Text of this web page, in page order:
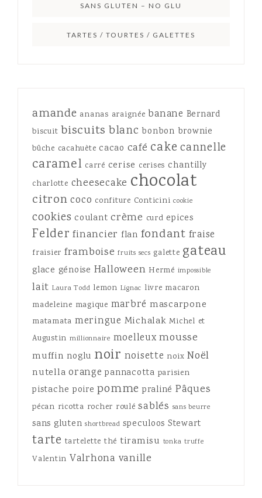
SANS GLUTEN – NO GLU
TARTES / TOURTES / GALETTES
amande ananas araignée banane Bernard
biscuit biscuits blanc bonbon brownie
bûche cacahuète cacao café cake cannelle
caramel carré cerise cerises chantilly
charlotte cheesecake chocolat
citron coco confiture Conticini cookie
cookies coulant crème curd epices
Felder financier flan fondant fraise
fraisier framboise fruits secs galette gateau
glace génoise Halloween Hermé impossible
lait Laura Todd lemon Lignac livre macaron
madeleine magique marbré mascarpone
matamata meringue Michalak Michel et
Augustin millionnaire moelleux mousse
muffin noglu noir noisette noix Noël
nutella orange pannacotta parisien
pistache poire pomme praliné Pâques
pécan ricotta rocher roulé sablés sans beurre
sans gluten shortbread speculoos Stewart
tarte tartelette thé tiramisu tonka truffe
Valentin Valrhona vanille